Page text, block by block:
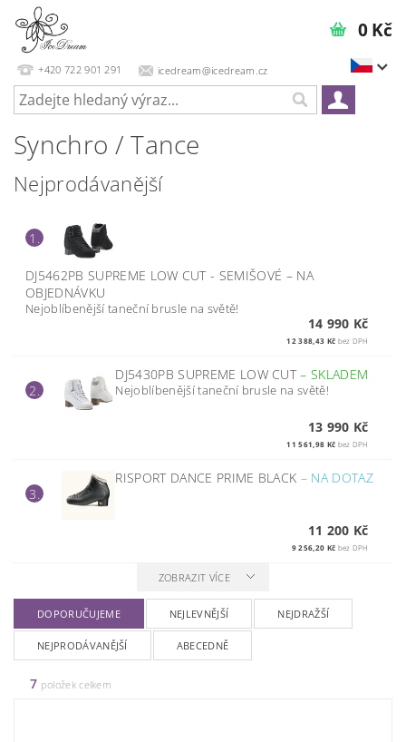
+420 722 901 291 icedream@icedream.cz
0 Kč
Synchro / Tance
Nejprodávanější
1.
DJ5462PB SUPREME LOW CUT - SEMIŠOVÉ – NA
OBJEDNÁVKU
Nejoblíbenější taneční brusle na světě!
14 990 Kč
12 388,43 Kč bez DPH
2.
DJ5430PB SUPREME LOW CUT–SKLADEM
Nejoblíbenější taneční brusle na světě!
13 990 Kč
11 561,98 Kč bez DPH
3.
RISPORT DANCE PRIME BLACK – NA DOTAZ
11 200 Kč
9 256,20 Kč bez DPH
ZOBRAZIT VÍCE
DOPORUČUJEME NEJLEVNĚJŠÍ NEJDRAŽŠÍ
NEJPRODÁVANĚJŠÍ ABECEDNĚ
7 položek celkem